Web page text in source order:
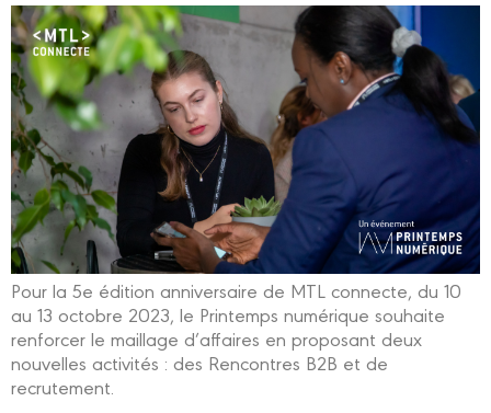
Pour la 5e édition anniversaire de MTL connecte, du 10
au 13 octobre 2023, le Printemps numérique souhaite
renforcer le maillage d’affaires en proposant deux
nouvelles activités : des Rencontres B2B et de
recrutement.